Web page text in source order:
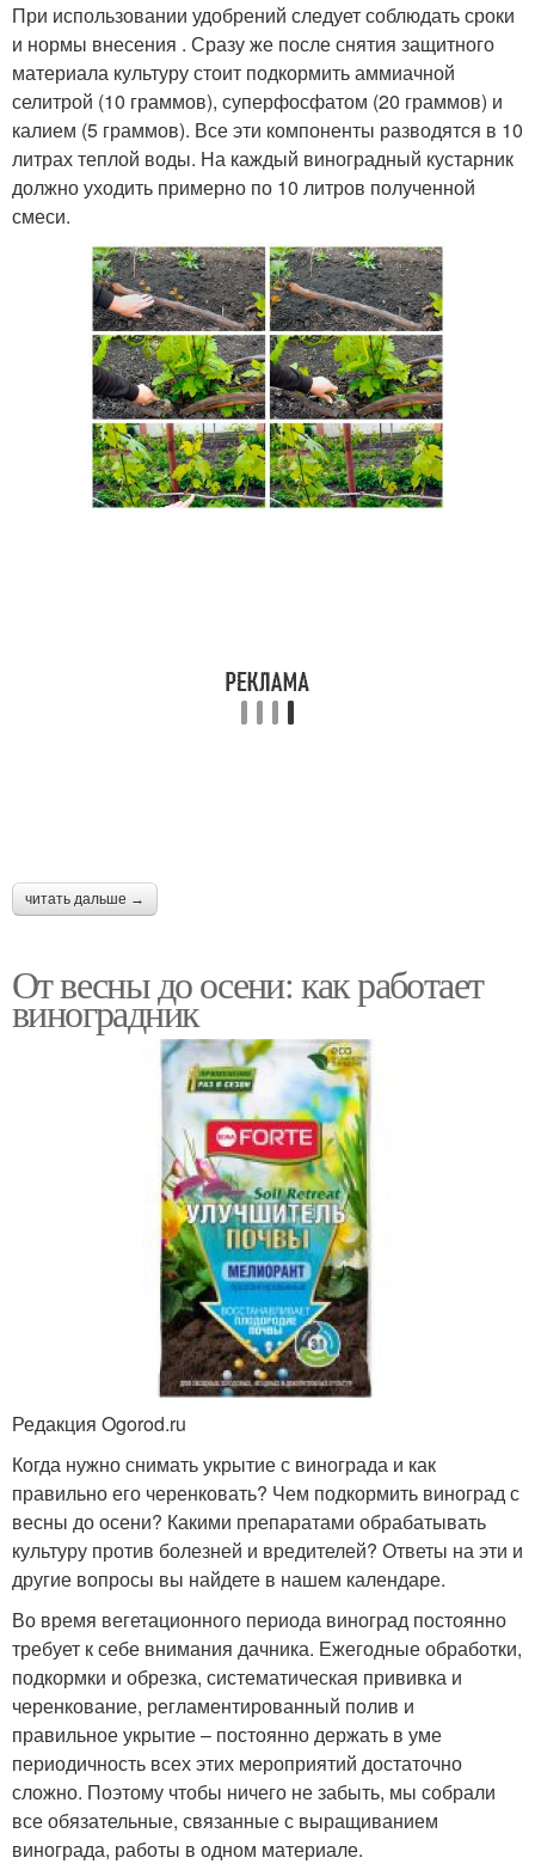
При использовании удобрений следует соблюдать сроки
и нормы внесения . Сразу же после снятия защитного
материала культуру стоит подкормить аммиачной
селитрой (10 граммов), суперфосфатом (20 граммов) и
калием (5 граммов). Все эти компоненты разводятся в 10
литрах теплой воды. На каждый виноградный кустарник
должно уходить примерно по 10 литров полученной
смеси.
читать дальше →
От весны до осени: как работает
виноградник
Редакция Ogorod.ru
Когда нужно снимать укрытие с винограда и как
правильно его черенковать? Чем подкормить виноград с
весны до осени? Какими препаратами обрабатывать
культуру против болезней и вредителей? Ответы на эти и
другие вопросы вы найдете в нашем календаре.
Во время вегетационного периода виноград постоянно
требует к себе внимания дачника. Ежегодные обработки,
подкормки и обрезка, систематическая прививка и
черенкование, регламентированный полив и
правильное укрытие – постоянно держать в уме
периодичность всех этих мероприятий достаточно
сложно. Поэтому чтобы ничего не забыть, мы собрали
все обязательные, связанные с выращиванием
винограда, работы в одном материале.